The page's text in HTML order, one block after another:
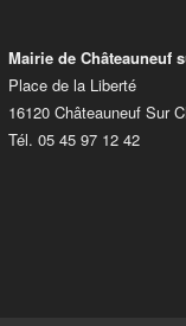
Mairie de Châteauneuf
Place de la Liberté
16120 Châteauneuf Sur
Tél. 05 45 97 12 42